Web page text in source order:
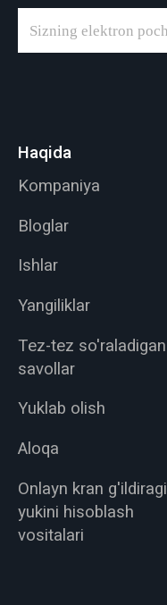
Haqida
Kompaniya
Bloglar
Ishlar
Yangiliklar
Tez-tez so'raladigan
savollar
Yuklab olish
Aloqa
Onlayn kran g'ildiragi
yukini hisoblash
vositalari